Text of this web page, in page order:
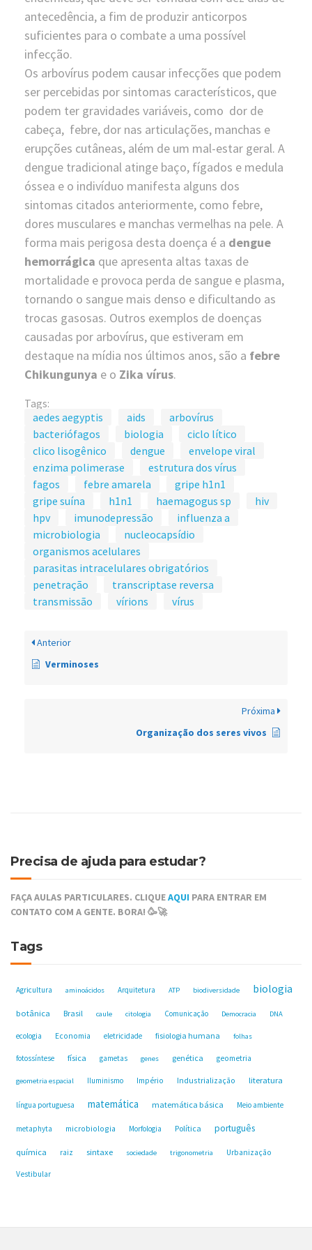
antecedência, a fim de produzir anticorpos
suficientes para o combate a uma possível
infecção.
Os arbovírus podem causar infecções que podem
ser percebidas por sintomas característicos, que
podem ter gravidades variáveis, como dor de
cabeça, febre, dor nas articulações, manchas e
erupções cutâneas, além de um mal-estar geral. A
dengue tradicional atinge baço, fígados e medula
óssea e o indivíduo manifesta alguns dos
sintomas citados anteriormente, como febre,
dores musculares e manchas vermelhas na pele. A
forma mais perigosa desta doença é a dengue
hemorrágica que apresenta altas taxas de
mortalidade e provoca perda de sangue e plasma,
tornando o sangue mais denso e dificultando as
trocas gasosas. Outros exemplos de doenças
causadas por arbovírus, que estiveram em
destaque na mídia nos últimos anos, são a febre
Chikungunya e o Zika vírus.
Tags:
aedes aegyptis
aids
arbovírus
bacteriófagos
biologia
ciclo lítico
clico lisogênico
dengue
envelope viral
enzima polimerase
estrutura dos vírus
fagos
febre amarela
gripe h1n1
gripe suína
h1n1 haemagogus sp
hiv
hpv
imunodepressão
influenza a
microbiologia
nucleocapsídio
organismos acelulares
parasitas intracelulares obrigatórios
penetração
transcriptase reversa
transmissão
vírions vírus
Anterior
Verminoses
Próxima
Organização dos seres vivos
Precisa de ajuda para estudar?
FAÇA AULAS PARTICULARES. CLIQUEAQUI PARA ENTRAR EM
CONTATO COM A GENTE. BORA! 🥳🚀
Tags
Agricultura aminoácidos Arquitetura ATP biodiversidade biologia
botânica Brasil caule citologia Comunicação Democracia DNA
ecologia Economia eletricidade fisiologia humana folhas
fotossíntese física gametas genes genética geometria
geometria espacial Iluminismo Império Industrialização literatura
língua portuguesa matemática matemática básica Meio ambiente
metaphyta microbiologia Morfologia Política português
química raiz sintaxe sociedade trigonometria Urbanização
Vestibular